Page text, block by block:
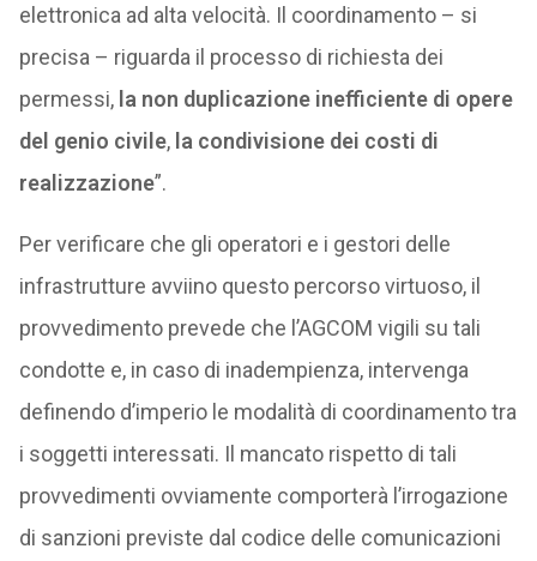
elettronica ad alta velocità. Il coordinamento – si
precisa – riguarda il processo di richiesta dei
permessi, la non duplicazione inefficiente di opere
del genio civile, la condivisione dei costi di
realizzazione”.
Per verificare che gli operatori e i gestori delle
infrastrutture avviino questo percorso virtuoso, il
provvedimento prevede che l’AGCOM vigili su tali
condotte e, in caso di inadempienza, intervenga
definendo d’imperio le modalità di coordinamento tra
i soggetti interessati. Il mancato rispetto di tali
provvedimenti ovviamente comporterà l’irrogazione
di sanzioni previste dal codice delle comunicazioni